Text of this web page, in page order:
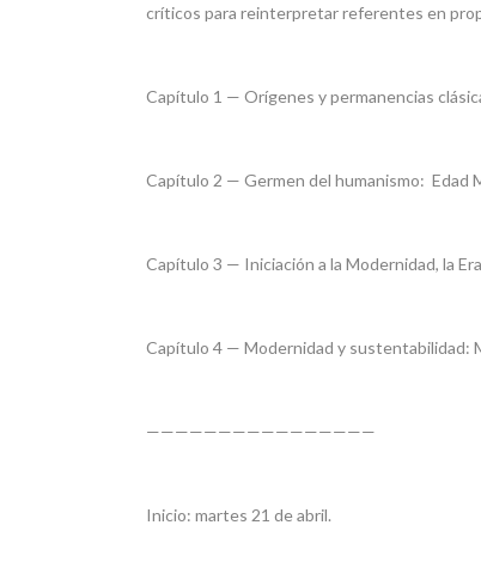
críticos para reinterpretar referentes en
Capítulo 1 — Orígenes y permanencias
Capítulo 2 — Germen del humanismo: Edad
Capítulo 3 — Iniciación a la Modernidad, la
Capítulo 4 — Modernidad y sustentabilidad:
————————————————
Inicio: martes 21 de abril.